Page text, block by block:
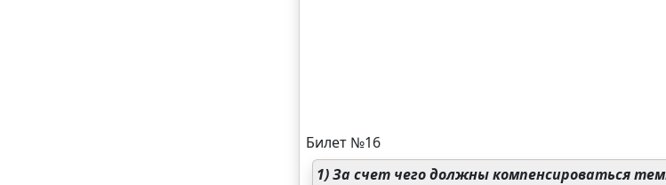
Билет №16
1)За счет чего должны компенсироваться